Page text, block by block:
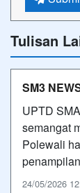
Tulisan
SM3
UPTD
semangat
Polewali
24/05/2026